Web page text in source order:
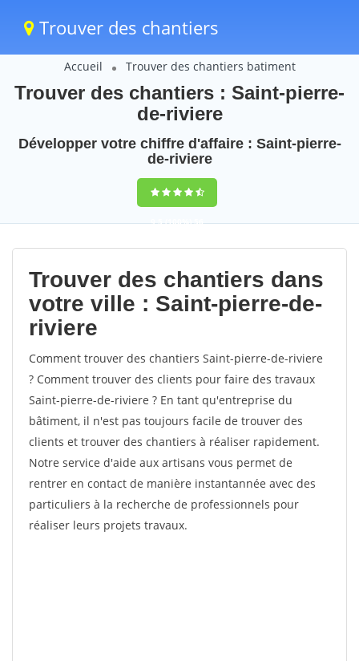
Trouver des chantiers
Accueil Trouver des chantiers batiment
Trouver des chantiers : Saint-pierre-
de-riviere
Développer votre chiffre d'affaire : Saint-pierre-
de-riviere
9,5(100%)56
votes
Trouver des chantiers dans
votre ville : Saint-pierre-de-
riviere
Comment trouver des chantiers Saint-pierre-de-riviere
? Comment trouver des clients pour faire des travaux
Saint-pierre-de-riviere ? En tant qu'entreprise du
bâtiment, il n'est pas toujours facile de trouver des
clients et trouver des chantiers à réaliser rapidement.
Notre service d'aide aux artisans vous permet de
rentrer en contact de manière instantannée avec des
particuliers à la recherche de professionnels pour
réaliser leurs projets travaux.